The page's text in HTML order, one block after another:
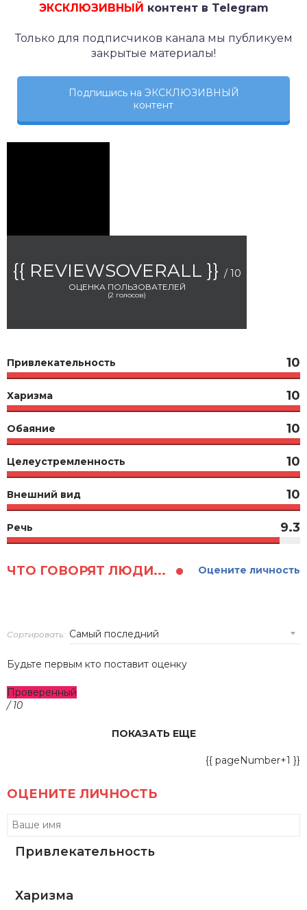
ЭКСКЛЮЗИВНЫЙ контент в Telegram
Только для подписчиков канала мы публикуем
закрытые материалы!
Подпишись на ЭКСКЛЮЗИВНЫЙ
контент
{{ REVIEWSOVERALL }} / 10
ОЦЕНКА ПОЛЬЗОВАТЕЛЕЙ
(2 голосов)
Привлекательность 10
Харизма 10
Обаяние 10
Целеустремленность 10
Внешний вид 10
Речь 9.3
ЧТО ГОВОРЯТ ЛЮДИ... Оцените личность
Сортировать:
Будьте первым кто поставит оценку
Проверенный
/ 10
ПОКАЗАТЬ ЕЩЕ
{{ pageNumber+1 }}
ОЦЕНИТЕ ЛИЧНОСТЬ
Привлекательность
Харизма